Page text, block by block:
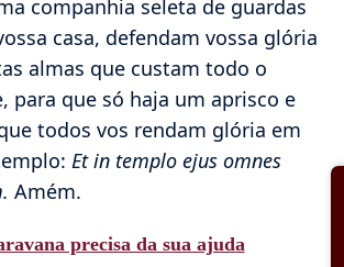
companhia seleta de guardas
casa, defendam vossa glória
almas que custam todo o
para que só haja um aprisco e
todos vos rendam glória em
Et in templo ejus omnes
Amém.
precisa da sua ajuda